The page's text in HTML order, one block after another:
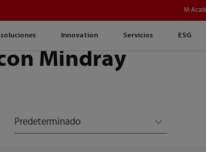
Innovation Servicios ESG
M-
Mindray
Predeterminado